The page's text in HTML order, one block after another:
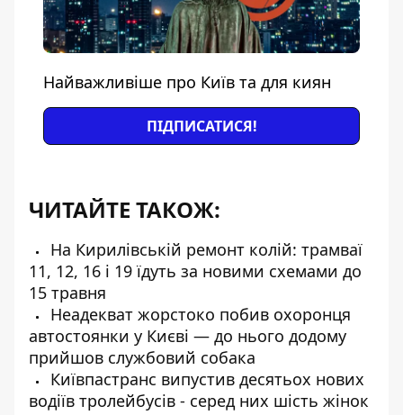
Найважливіше про Київ та для киян
ПІДПИСАТИСЯ!
ЧИТАЙТЕ ТАКОЖ:
На Кирилівській ремонт колій: трамваї
11, 12, 16 і 19 їдуть за новими схемами до
15 травня
Неадекват жорстоко побив охоронця
автостоянки у Києві — до нього додому
прийшов службовий собака
Київпастранс випустив десятьох нових
водіїв тролейбусів - серед них шість жінок